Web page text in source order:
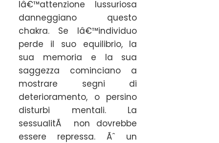
lâ€™attenzione lussuriosa
danneggiano questo
chakra. Se lâ€™individuo
perde il suo equilibrio, la
sua memoria e la sua
saggezza cominciano a
mostrare segni di
deterioramento, o persino
disturbi mentali. La
sessualitÃ non dovrebbe
essere repressa. Ãˆ un